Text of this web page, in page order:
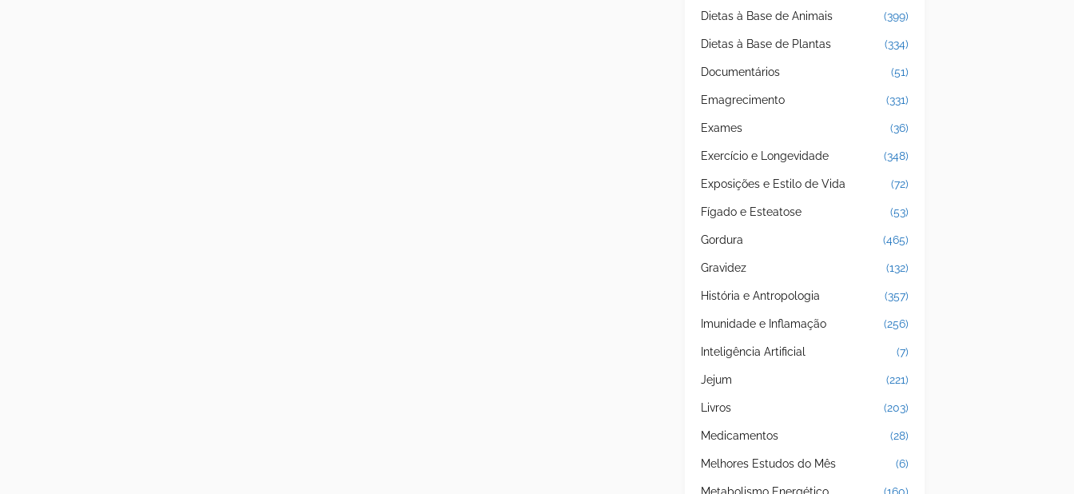
Dietas à Base de Animais (399)
Dietas à Base de Plantas (334)
Documentários (51)
Emagrecimento (331)
Exames (36)
Exercício e Longevidade (348)
Exposições e Estilo de Vida (72)
Fígado e Esteatose (53)
Gordura (465)
Gravidez (132)
História e Antropologia (357)
Imunidade e Inflamação (256)
Inteligência Artificial (7)
Jejum (221)
Livros (203)
Medicamentos (28)
Melhores Estudos do Mês (6)